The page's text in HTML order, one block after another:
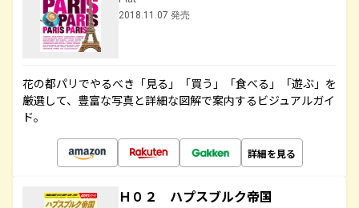
2018.11.07 発売
花の都パリでやるべき「見る」「買う」「食べる」「遊ぶ」を
厳選して、豊富な写真と詳細な図解で案内するビジュアルガイ
ド。
詳細を見る
Ｈ０２ ハプスブルク帝国